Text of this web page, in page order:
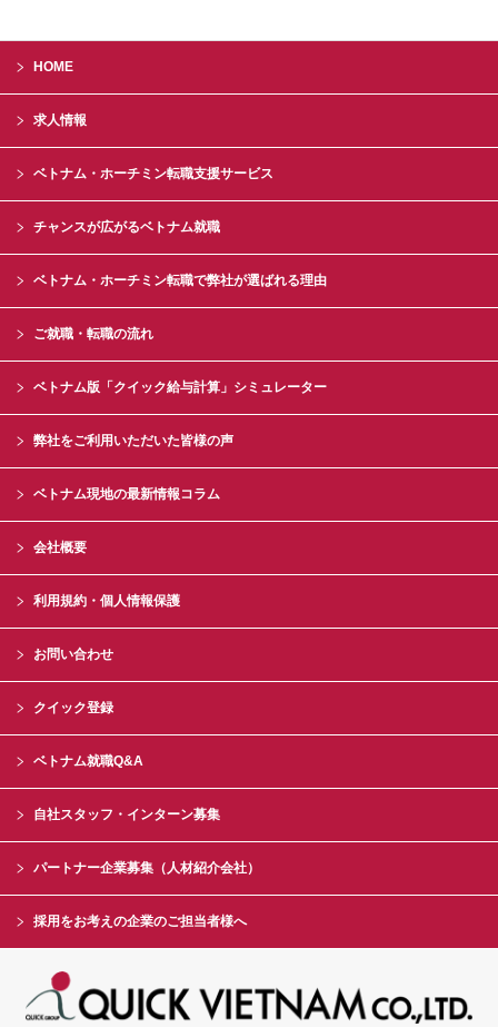
HOME
求人情報
ベトナム・ホーチミン転職支援サービス
チャンスが広がるベトナム就職
ベトナム・ホーチミン転職で弊社が選ばれる理由
ご就職・転職の流れ
ベトナム版「クイック給与計算」シミュレーター
弊社をご利用いただいた皆様の声
ベトナム現地の最新情報コラム
会社概要
利用規約・個人情報保護
お問い合わせ
クイック登録
ベトナム就職Q&A
自社スタッフ・インターン募集
パートナー企業募集（人材紹介会社）
採用をお考えの企業のご担当者様へ